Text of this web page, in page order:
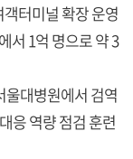
터미널 확장 운영
서 1억 명으로 약 3
울대병원에서 검역
응 역량 점검 훈련